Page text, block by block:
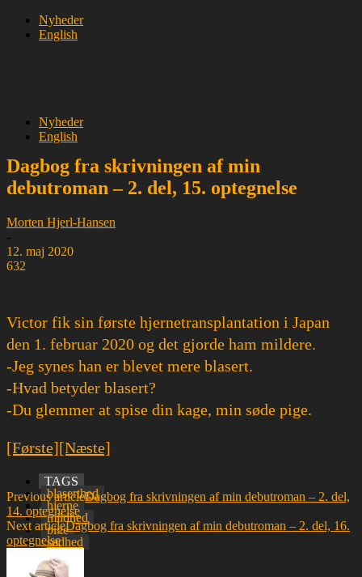
Nyheder
English
Nyheder
English
Dagbog fra skrivningen af min
debutroman – 2. del, 15. optegnelse
Morten Hjerl-Hansen
-
12. maj 2020
632
Victor fik sin første hjernetransplantation i Japan
den 1. februar 2020 og det gjorde ham mildere.
-Jeg synes han er blevet mere blasert.
-Hvad betyder blasert?
-Du glemmer at spise din kage, min søde pige.
[Første][Næste]
TAGS
blaserthed
hjerne
mildhed
pige
sødhed
Previous articleDagbog fra skrivningen af min debutroman – 2. del,
14. optegnelse
Next articleDagbog fra skrivningen af min debutroman – 2. del, 16.
optegnelse